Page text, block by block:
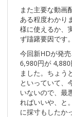
また主要な動画
ある程度わかり
様に使えるか、
ず躊躇要因です。
今回新HDが発
6,980円が
ました。ちょう
といっていて、
いないので、最
ればいいや、と
に採寸もしたか